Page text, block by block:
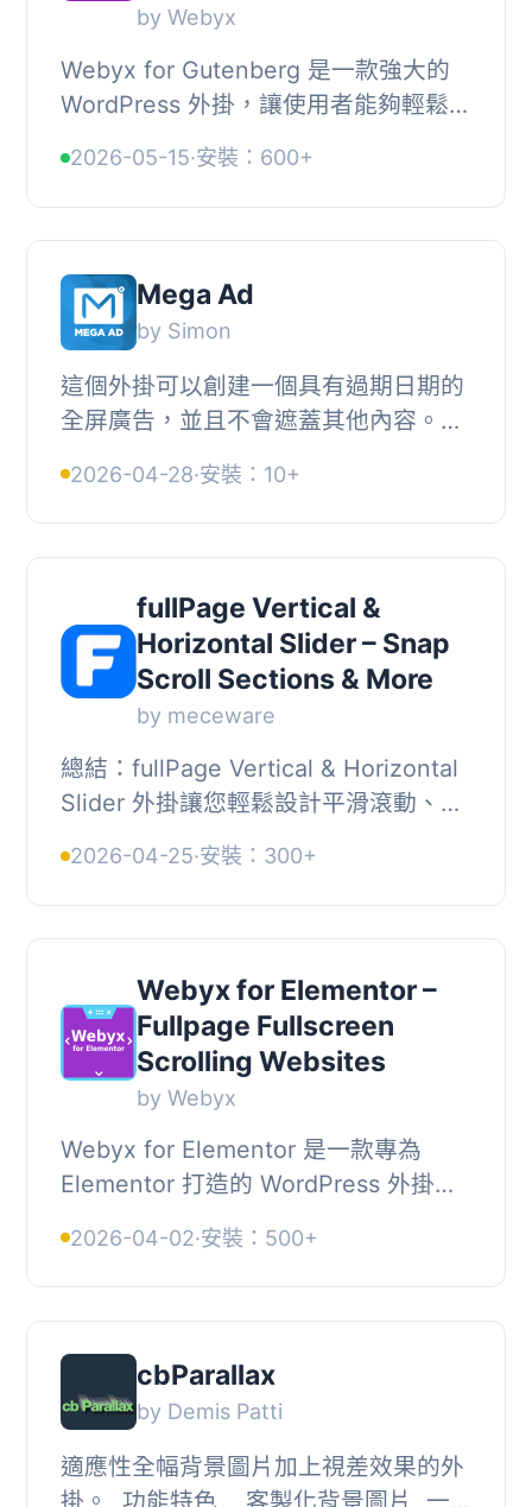
by Webyx
Webyx for Gutenberg 是一款強大的
WordPress 外掛，讓使用者能夠輕鬆創
繁瑣的設置。此外掛適合希望快速打造
吸引人的全頁...
2026-05-15·安裝：600+
Mega Ad
by Simon
這個外掛可以創建一個具有過期日期的
全屏廣告，並且不會遮蓋其他內容。您
以獲得一個具有cookie的全屏廣告。,
市場上有一...
2026-04-28·安裝：10+
fullPage Vertical &
Horizontal Slider – Snap
Scroll Sections & More
by meceware
總結：fullPage Vertical & Horizontal
Slider 外掛讓您輕鬆設計平滑滾動、全
響應式設計，並集成到WordPress中，
讓使...
2026-04-25·安裝：300+
Webyx for Elementor –
Fullpage Fullscreen
Scrolling Websites
by Webyx
Webyx for Elementor 是一款專為
Elementor 打造的 WordPress 外掛，
覺化拖放編輯器，輕鬆建立全螢幕、全
頁式垂直與水平...
2026-04-02·安裝：500+
cbParallax
by Demis Patti
適應性全幅背景圖片加上視差效果的外
掛。, 功能特色, , 客製化背景圖片, 一